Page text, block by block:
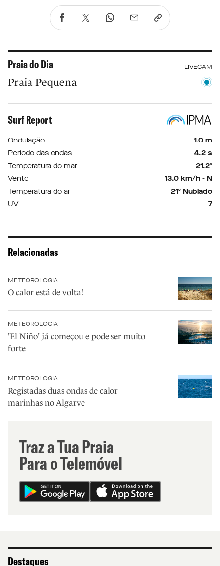
Praia do Dia LIVECAM
Praia Pequena
Surf Report
Ondulação
1.0 m
Período das ondas
4.2 s
Temperatura do mar
21.2º
Vento
13.0 km/h - N
Temperatura do ar
21º Nublado
UV
7
Relacionadas
METEOROLOGIA
O calor está de volta!
METEOROLOGIA
'El Niño' já começou e pode ser muito
forte
METEOROLOGIA
Registadas duas ondas de calor
marinhas no Algarve
Traz a Tua Praia
Para o Telemóvel
Destaques